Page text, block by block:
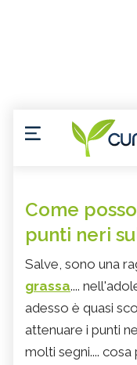
Come
punti neri
Salve, sono una
grassa....
adesso è quasi
attenuare i punti
molti segni....